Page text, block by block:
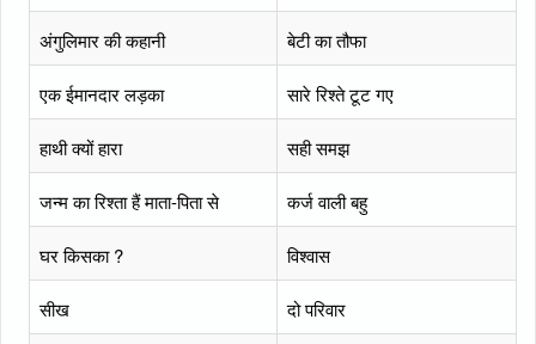
अंगुलिमार की कहानी बेटी का तौफा
एक ईमानदार लड़का सारे रिश्ते टूट गए
हाथी क्यों हारा सही समझ
जन्म का रिश्ता हैं माता-पिता से कर्ज वाली बहु
घर किसका ? विश्वास
सीख दो परिवार